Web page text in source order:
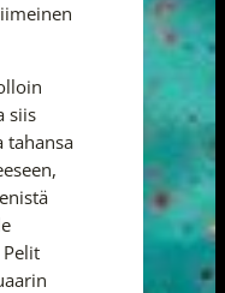
siis
tahansa